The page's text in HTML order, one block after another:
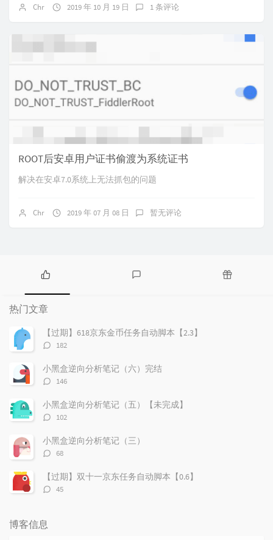
Chr 2019 年 10 月 19 日 1 条评论
ROOT后安卓用户证书偷渡为系统证书
解决在安卓7.0系统上无法抓包的问题
Chr 2019 年 07 月 08 日 暂无评论
热
门
文
章
论
热门文章
【过期】618京东金币任务自动脚本【2.3】
评
数：
182
小黑盒逆向分析笔记（六）完结
评
数：
146
小黑盒逆向分析笔记（五）【未完成】
评
数：
102
小黑盒逆向分析笔记（三）
评
数：
68
【过期】双十一京东任务自动脚本【0.6】
评
45
博客信息